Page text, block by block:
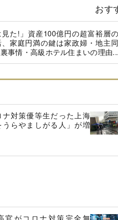
おす
見た!」資産100億円の超富裕層
家庭円満の鍵は家政婦・地主
事情・高級ホテル住まいの理由...
ナ対策優等生だった上海
うらやましがる人」が増
官がコロナ対策完全無